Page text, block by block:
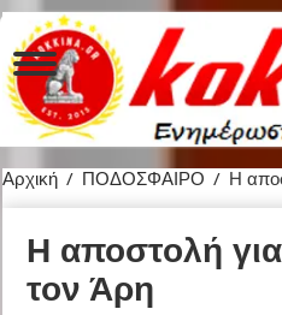
Αρχική / ΠΟΔΟΣΦΑΙΡΟ / Η
Η αποστολή
τον Άρη